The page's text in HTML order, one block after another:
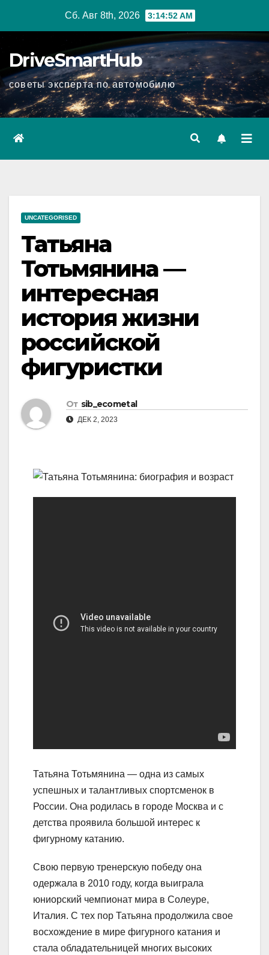
Сб. Авг 8th, 2026 3:14:53 AM
DriveSmartHub
советы эксперта по автомобилю
UNCATEGORISED
Татьяна
Тотьмянина —
интересная
история жизни
российской
фигуристки
От sib_ecometal
ДЕК 2, 2023
Татьяна Тотьмянина — одна из самых
успешных и талантливых спортсменок в
России. Она родилась в городе Москва и с
детства проявила большой интерес к
фигурному катанию.
Свою первую тренерскую победу она
одержала в 2010 году, когда выиграла
юниорский чемпионат мира в Солеуре,
Италия. С тех пор Татьяна продолжила свое
восхождение в мире фигурного катания и
стала обладательницей многих высоких